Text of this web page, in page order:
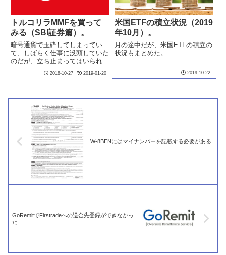
トルコリラMMFを買って
みる（SBI証券篇）。
暗号通貨で玉砕してしまってい
て、しばらく仕事に没頭していた
のだが、立ち止まってはいられな
は、アメリカのトランプ大統領か
2018-10-27 2019-01-20
米国ETFの積立状況（2019
年10月）。
月の途中だが、米国ETFの積立の
状況もまとめた。
2019-10-22
W-8BENにはマイナンバーを記載する必要がある
GoRemitでFirstradeへの送金先登録ができなかっ
た